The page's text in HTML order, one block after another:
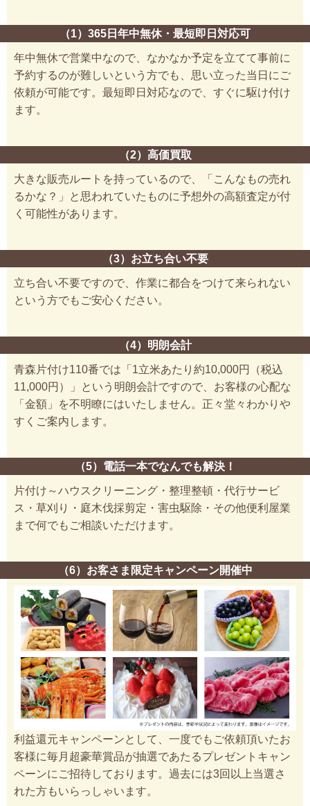
（1）365日年中無休・最短即日対応可
年中無休で営業中なので、なかなか予定を立てて事前に
予約するのが難しいという方でも、思い立った当日にご
依頼が可能です。最短即日対応なので、すぐに駆け付け
ます。
（2）高価買取
大きな販売ルートを持っているので、「こんなもの売れ
るかな？」と思われていたものに予想外の高額査定が付
く可能性があります。
（3）お立ち合い不要
立ち合い不要ですので、作業に都合をつけて来られない
という方でもご安心ください。
（4）明朗会計
青森片付け110番では「1立米あたり約10,000円（税込
11,000円）」という明朗会計ですので、お客様の心配な
「金額」を不明瞭にはいたしません。正々堂々わかりや
すくご案内します。
（5）電話一本でなんでも解決！
片付け～ハウスクリーニング・整理整頓・代行サービ
ス・草刈り・庭木伐採剪定・害虫駆除・その他便利屋業
まで何でもご相談いただけます。
（6）お客さま限定キャンペーン開催中
利益還元キャンペーンとして、一度でもご依頼頂いたお
客様に毎月超豪華賞品が抽選であたるプレゼントキャン
ペーンにご招待しております。過去には3回以上当選さ
れた方もいらっしゃいます。